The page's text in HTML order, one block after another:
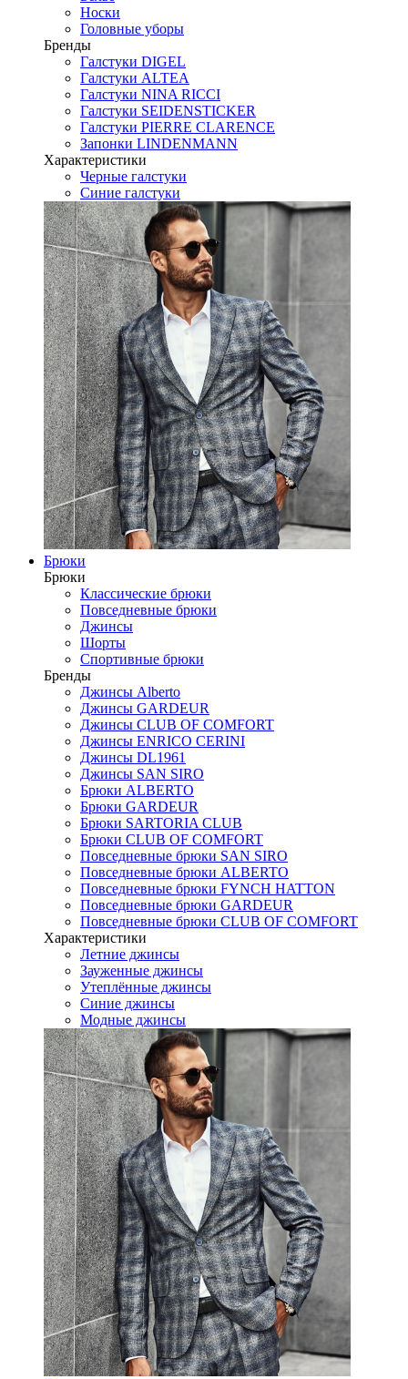
Носки
Головные уборы
Бренды
Галстуки DIGEL
Галстуки ALTEA
Галстуки NINA RICCI
Галстуки SEIDENSTICKER
Галстуки PIERRE CLARENCE
Запонки LINDENMANN
Характеристики
Черные галстуки
Синие галстуки
Брюки
Брюки
Классические брюки
Повседневные брюки
Джинсы
Шорты
Спортивные брюки
Бренды
Джинсы Alberto
Джинсы GARDEUR
Джинсы CLUB OF COMFORT
Джинсы ENRICO CERINI
Джинсы DL1961
Джинсы SAN SIRO
Брюки ALBERTO
Брюки GARDEUR
Брюки SARTORIA CLUB
Брюки CLUB OF COMFORT
Повседневные брюки SAN SIRO
Повседневные брюки ALBERTO
Повседневные брюки FYNCH HATTON
Повседневные брюки GARDEUR
Повседневные брюки CLUB OF COMFORT
Характеристики
Летние джинсы
Зауженные джинсы
Утеплённые джинсы
Синие джинсы
Модные джинсы